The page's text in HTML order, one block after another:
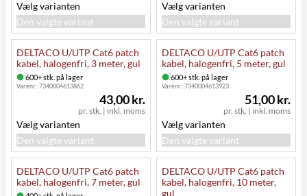
Vælg varianten
Den valgte variant
Vælg varianten
Den valgte variant
DELTACO U/UTP Cat6 patch
kabel, halogenfri, 3 meter, gul
600+ stk. på lager
Varenr.:7340004613862
pr. stk. | inkl. moms
43,00 kr.
Vælg varianten
Den valgte variant
DELTACO U/UTP Cat6 patch
kabel, halogenfri, 5 meter, gul
600+ stk. på lager
Varenr.:7340004613923
pr. stk. | inkl. moms
51,00 kr.
Vælg varianten
Den valgte variant
DELTACO U/UTP Cat6 patch
kabel, halogenfri, 7 meter, gul
DELTACO U/UTP Cat6 patch
kabel, halogenfri, 10 meter,
gul